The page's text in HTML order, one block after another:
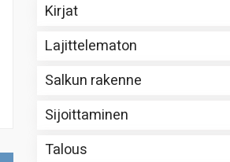
Kirjat
Lajittelematon
Salkun rakenne
Sijoittaminen
Talous